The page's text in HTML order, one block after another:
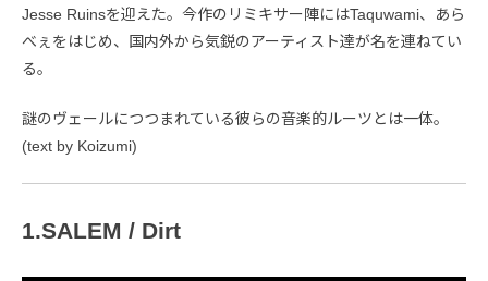
Jesse Ruinsを迎えた。今作のリミキサー陣にはTaquwami、あら
べぇをはじめ、国内外から気鋭のアーティスト達が名を連ねてい
る。
謎のヴェールにつつまれている彼らの音楽的ルーツとは一体。
(text by Koizumi)
1.SALEM / Dirt